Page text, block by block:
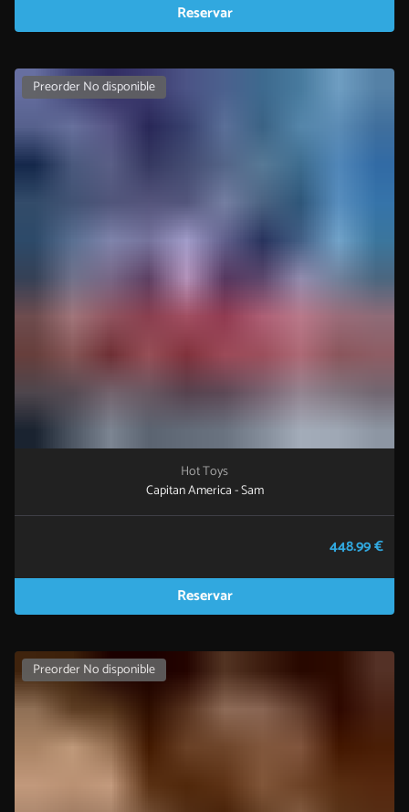
Reservar
Preorder No disponible
Hot Toys
Capitan America - Sam
448.99 €
Reservar
Preorder No disponible